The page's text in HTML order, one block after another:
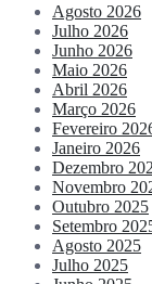
Agosto 2026
Julho 2026
Junho 2026
Maio 2026
Abril 2026
Março 2026
Fevereiro
Janeiro 2026
Dezembro
Novembro
Outubro 2025
Setembro
Agosto 2025
Julho 2025